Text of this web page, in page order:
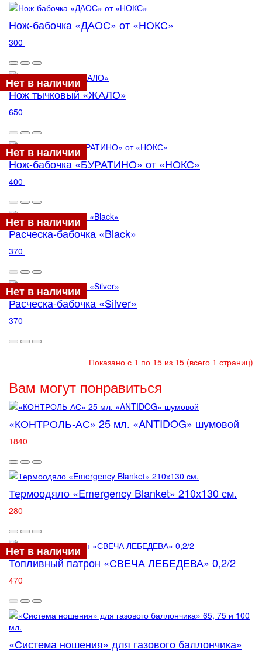
Нож-бабочка «ДАОС» от «НОКС»
300
Нет в наличии
Нож тычковый «ЖАЛО»
650
Нет в наличии
Нож-бабочка «БУРАТИНО» от «НОКС»
400
Нет в наличии
Расческа-бабочка «Black»
370
Нет в наличии
Расческа-бабочка «Silver»
370
Показано с 1 по 15 из 15 (всего 1 страниц)
Вам могут понравиться
«КОНТРОЛЬ-АС» 25 мл. «ANTIDOG» шумовой
1840
Термоодяло «Emergency Blanket» 210х130 см.
280
Нет в наличии
Топливный патрон «СВЕЧА ЛЕБЕДЕВА» 0,2/2
470
«Система ношения» для газового баллончика»